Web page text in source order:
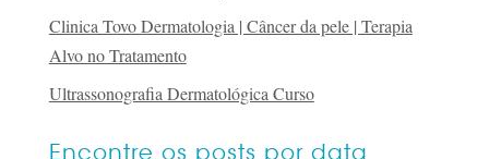
Clinica Tovo Dermatologia | Câncer da pele | Terapia
Alvo no Tratamento
Ultrassonografia Dermatológica Curso
Encontre os posts por data